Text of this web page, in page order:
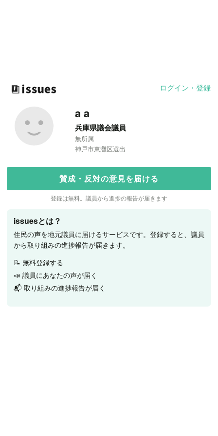
ログイン・登録
a a
兵庫県議会議員
無所属
神戸市東灘区選出
賛成・反対の意見を届ける
登録は無料。議員から進捗の報告が届きます
issuesとは？
住民の声を地元議員に届けるサービスです。登録すると、議員
から取り組みの進捗報告が届きます。
📝 無料登録する
📣 議員にあなたの声が届く
📬 取り組みの進捗報告が届く